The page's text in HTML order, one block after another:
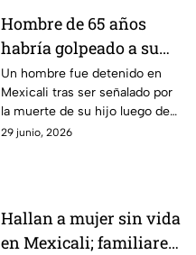
Hombre de 65 años
habría golpeado a su
hijo con una pala hasta
causarle la muerte en
Mexicali
Un hombre fue detenido en
Mexicali tras ser señalado por
la muerte de su hijo luego de
una discusión ocurrida durante
29 junio, 2026
Hallan a mujer sin vida
en Mexicali; familiares